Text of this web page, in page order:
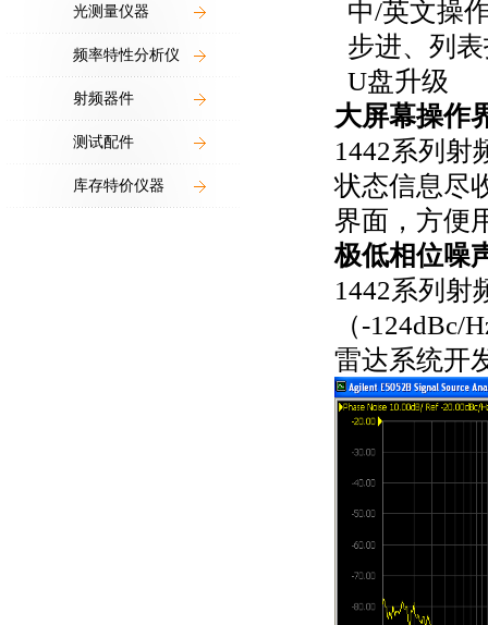
光测量仪器
频率特性分析仪
射频器件
测试配件
库存特价仪器
中/英文操
步进、列
U盘升级
大屏幕操作
1442系列射
状态信息尽
界面，方便
极低相位噪
1442系列射
（-124dBc/
雷达系统开